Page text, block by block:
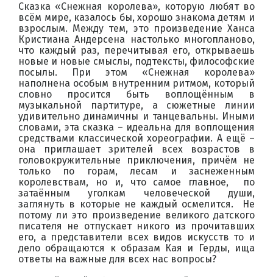
Сказка «Снежная королева», которую любят во
всём мире, казалось бы, хорошо знакома детям и
взрослым. Между тем, это произведение Ханса
Кристиана Андерсена настолько многопланово,
что каждый раз, перечитывая его, открываешь
новые и новые смыслы, подтексты, философские
посылы. При этом «Снежная королева»
наполнена особым внутренним ритмом, который
словно просится быть воплощённым в
музыкальной партитуре, а сюжетные линии
удивительно динамичны и танцевальны. Иными
словами, эта сказка – идеальна для воплощения
средствами классической хореографии. А ещё –
она приглашает зрителей всех возрастов в
головокружительные приключения, причём не
только по горам, лесам и заснеженным
королевствам, но и, что самое главное, по
затаённым уголкам человеческой души,
заглянуть в которые не каждый осмелится. Не
потому ли это произведение великого датского
писателя не отпускает никого из прочитавших
его, а представители всех видов искусств то и
дело обращаются к образам Кая и Герды, ища
ответы на важные для всех нас вопросы?